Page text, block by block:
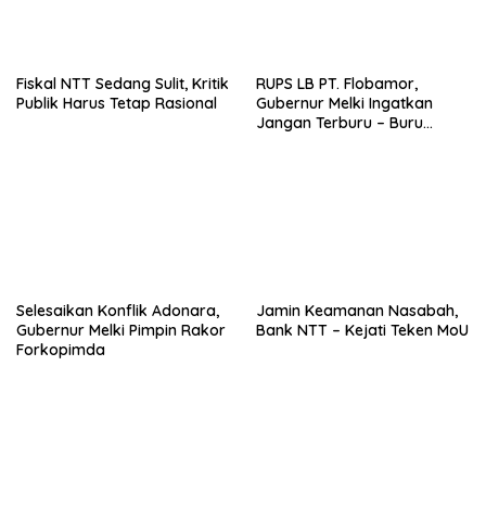
Fiskal NTT Sedang Sulit, Kritik
Publik Harus Tetap Rasional
RUPS LB PT. Flobamor,
Gubernur Melki Ingatkan
Jangan Terburu – Buru
Selesaikan Konflik Adonara,
Gubernur Melki Pimpin Rakor
Forkopimda
Jamin Keamanan Nasabah,
Bank NTT – Kejati Teken MoU